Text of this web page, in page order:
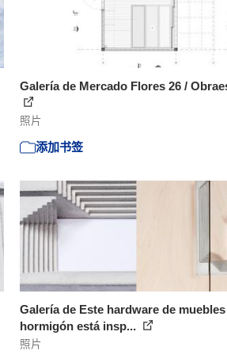
Galería de Mercado Flores 26 /
照片
添加书签
Galería de Este hardware de
hormigón está insp...
照片